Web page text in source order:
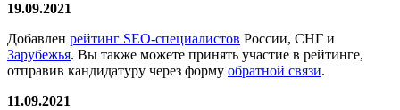
19.09.2021
Добавлен рейтинг SEO-специалистов России, СНГ и
Зарубежья. Вы также можете принять участие в рейтинге,
отправив кандидатуру через форму обратной связи.
11.09.2021